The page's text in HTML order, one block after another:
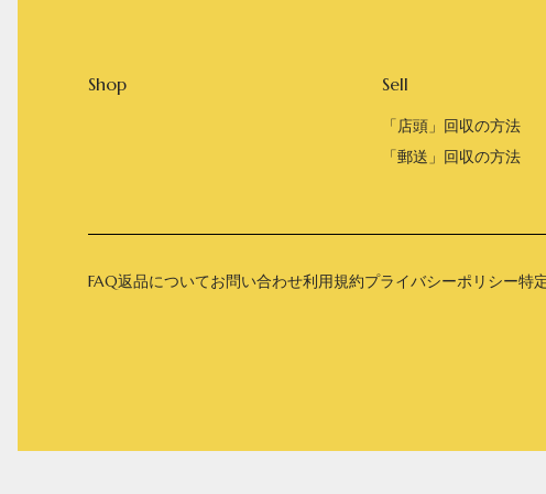
Round-hi
Öffenの新品ページへ
Shop Sell
「店頭」回収の方法
「郵送」回収の方法
FAQ返品についてお問い合わせ利用規約プライバシーポリシー特